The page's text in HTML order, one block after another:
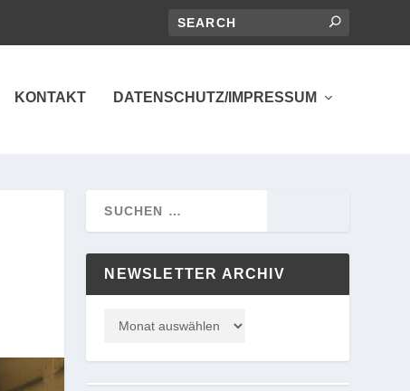
KONTAKT DATENSCHUTZ/IMPRESSUM
NEWSLETTER ARCHIV